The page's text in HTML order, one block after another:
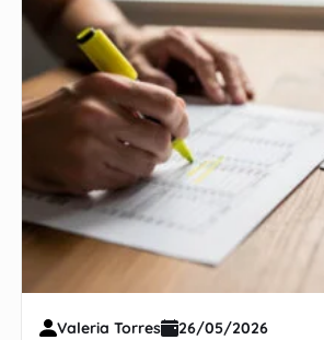
Valeria Torres 26/05/2026